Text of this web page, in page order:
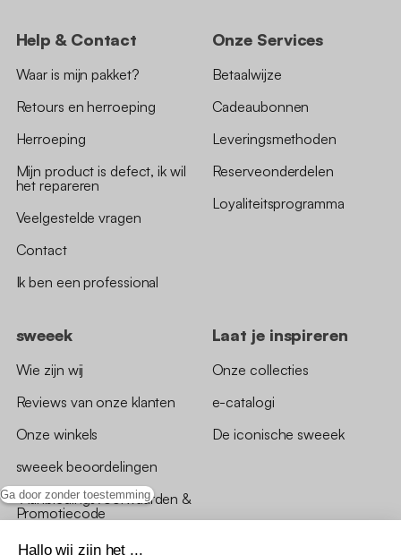
Ga door zonder toestemming
Hallo wij zijn het ...
Help & Contact
Waar is mijn pakket?
Retours en herroeping
Herroeping
Mijn product is defect, ik wil
het repareren
Veelgestelde vragen
Contact
Ik ben een professional
Onze Services
Betaalwijze
Cadeaubonnen
Leveringsmethoden
Reserveonderdelen
Loyaliteitsprogramma
sweeek
Wie zijn wij
Reviews van onze klanten
Onze winkels
sweeek beoordelingen
*Aanbiedingsvoorwaarden &
Promotiecode
Laat je inspireren
Onze collecties
e-catalogi
De iconische sweeek